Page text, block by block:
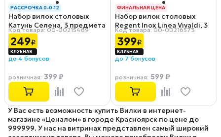
РАССРОЧКА 0-0-12
Набор вилок столовых
Катунь Селена, 3 предмета
Код товара: 00-00215469
249₽
до 4 бонусов
розничная: 399 ₽
ФИНАЛЬНАЯ ЦЕНА
РАССРОЧКА 0-0-12
Набор вилок столовых
Regent Inox Linea Vivaldi, 3
предмета
Код товара: 00-00216573
399₽
до 7 бонусов
розничная: 599 ₽
У Вас есть возможность купить Вилки в интернет-
магазине «Ценалом» в городе Красноярск по цене до
999999. У нас на витринах представлен самый широкий